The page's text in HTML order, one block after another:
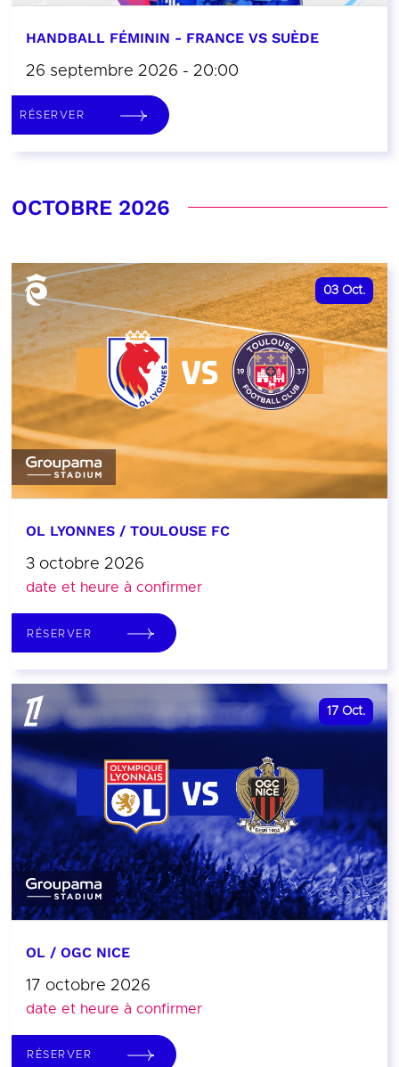
HANDBALL FÉMININ - FRANCE VS SUÈDE
26 septembre 2026 - 20:00
RÉSERVER
OCTOBRE 2026
03 Oct.
OL LYONNES / TOULOUSE FC
3 octobre 2026
date et heure à confirmer
RÉSERVER
17 Oct.
OL / OGC NICE
17 octobre 2026
date et heure à confirmer
RÉSERVER